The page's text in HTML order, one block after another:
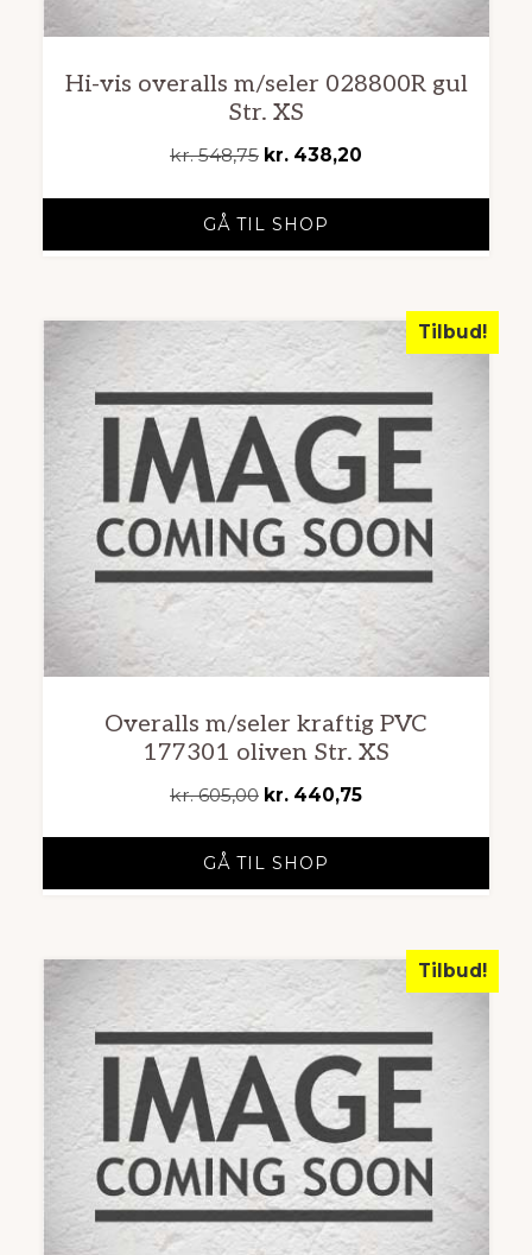
Hi-vis overalls m/seler 028800R gul
Str. XS
kr.548,75 Den
pris
var:
kr. 438,20
er:
GÅ TIL SHOP
Tilbud!
Overalls m/seler kraftig PVC
177301 oliven Str. XS
kr.605,00 Den
pris
var:
kr. 440,75Den
er:
GÅ TIL SHOP
Tilbud!